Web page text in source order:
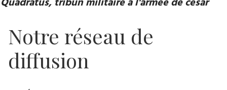
Notre réseau de
diffusion